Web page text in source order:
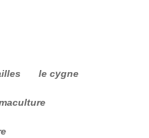
le cygne